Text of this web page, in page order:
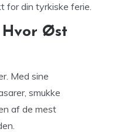
for din tyrkiske ferie.
Øst
Med sine
smukke
af de mest